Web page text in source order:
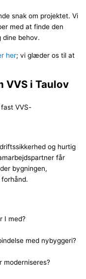
snak om projektet. Vi
med at finde den
dine behov.
her; vi glæder os til at
VVS i Taulov
VVS-
og hurtig
får
bygningen,
I med?
med nybyggeri?
moderniseres?